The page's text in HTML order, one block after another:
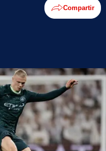
Compartir